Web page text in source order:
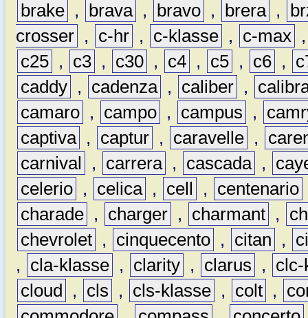
brake , brava , bravo , brera ,
crosser , c-hr , c-klasse , c-max
c25 , c3 , c30 , c4 , c5 , c6 ,
caddy , cadenza , caliber ,
camaro , campo , campus ,
captiva , captur , caravelle ,
carnival
, carrera , cascada ,
celerio , celica , cell , centenario
charade , charger , charmant ,
chevrolet , cinquecento , citan ,
,
cla-klasse , clarity , clarus ,
clc-
cloud
, cls , cls-klasse , colt ,